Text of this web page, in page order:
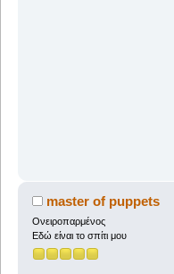
master of puppets
Ονειροπαρμένος
Εδώ είναι το σπίτι μου